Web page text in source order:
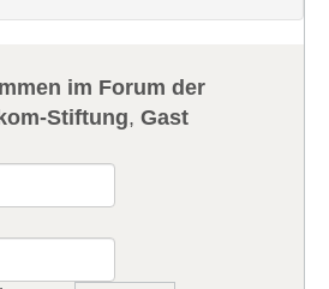
im Forum der
Stiftung,Gast